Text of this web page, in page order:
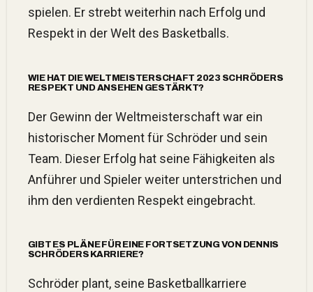
spielen. Er strebt weiterhin nach Erfolg und
Respekt in der Welt des Basketballs.
WIE HAT DIE WELTMEISTERSCHAFT 2023 SCHRÖDERS
RESPEKT UND ANSEHEN GESTÄRKT?
Der Gewinn der Weltmeisterschaft war ein
historischer Moment für Schröder und sein
Team. Dieser Erfolg hat seine Fähigkeiten als
Anführer und Spieler weiter unterstrichen und
ihm den verdienten Respekt eingebracht.
GIBT ES PLÄNE FÜR EINE FORTSETZUNG VON DENNIS
SCHRÖDERS KARRIERE?
Schröder plant, seine Basketballkarriere